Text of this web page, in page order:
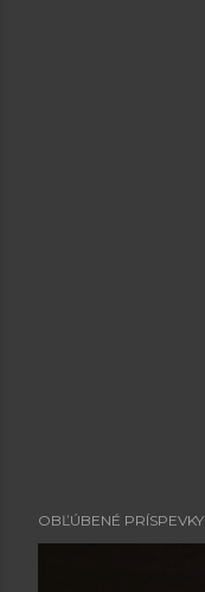
OBĽÚBENÉ PRÍSPEVKY